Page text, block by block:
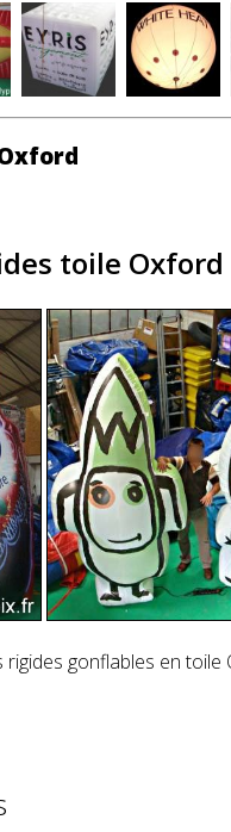
toile Oxford
gonflables en toile